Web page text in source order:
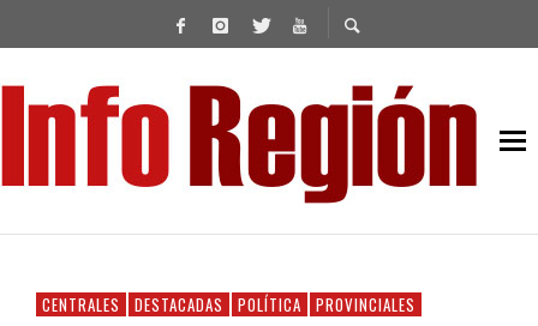
CENTRALES DESTACADAS POLÍTICA PROVINCIALES